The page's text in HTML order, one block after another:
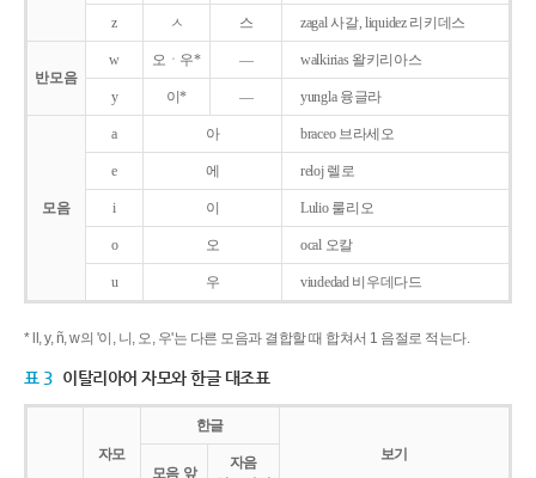
z ㅅ 스 zagal 사갈, liquidez 리키데스
반모음
w 오ㆍ우* ― walkirias 왈키리아스
y 이* ― yungla 융글라
모음
a 아 braceo 브라세오
e 에 reloj 렐로
i 이 Lulio 룰리오
o 오 ocal 오칼
u 우 viudedad 비우데다드
* ll, y, ñ, w의 '이, 니, 오, 우'는 다른 모음과 결합할 때 합쳐서 1 음절로 적는다.
표 3 이탈리아어 자모와 한글 대조표
자모
한글
보기
모음 앞
자음